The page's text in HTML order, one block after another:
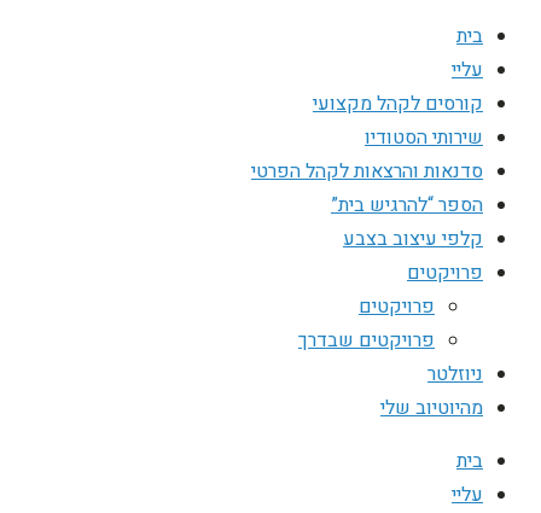
בית
עליי
קורסים לקהל מקצועי
שירותי הסטודיו
סדנאות והרצאות לקהל הפרטי
הספר “להרגיש בית”
קלפי עיצוב בצבע
פרויקטים
פרויקטים
פרויקטים שבדרך
ניוזלטר
מהיוטיוב שלי
בית
עליי